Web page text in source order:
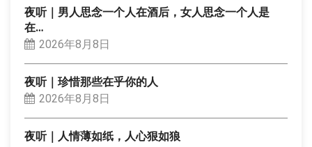
夜听｜男人思念一个人在酒后，女人思念一个人是
在…
2026年8月8日
夜听｜珍惜那些在乎你的人
2026年8月8日
夜听｜人情薄如纸，人心狠如狼